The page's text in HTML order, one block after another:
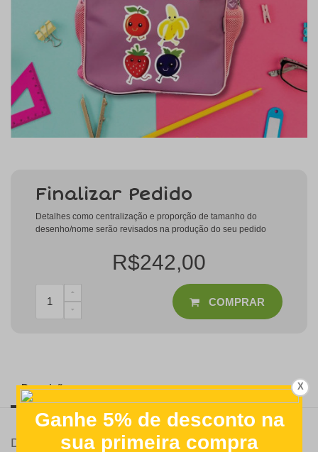
Finalizar Pedido
Detalhes como centralização e proporção de tamanho do
desenho/nome serão revisados na produção do seu pedido
R$242,00
COMPRAR
Descrição
Detalhes
X